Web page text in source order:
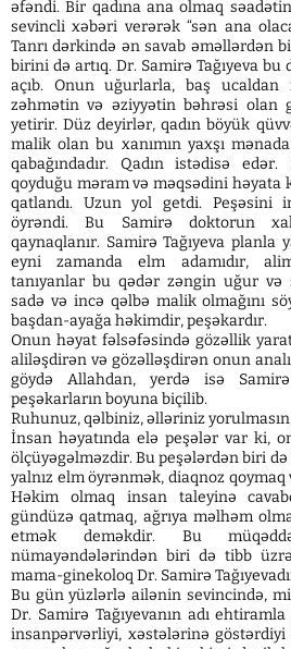
əfəndi. Bir qadına ana olmaq
sevincli xəbəri verərək “sən ana
Tanrı dərkində ən savab əməllərdən
birini də artıq. Dr. Samirə Tağıyeva
açıb. Onun uğurlarla, baş
zəhmətin və əziyyətin bəhrəsi olan
yetirir. Düz deyirlər, qadın böyük
malik olan bu xanımın yaxşı
qabağındadır. Qadın istədisə edər.
qoyduğu məram və məqsədini həyata
qatlandı. Uzun yol getdi. Peşəsini
öyrəndi. Bu Samirə doktorun
qaynaqlanır. Samirə Tağıyeva planla
eyni zamanda elm adamıdır,
tanıyanlar bu qədər zəngin uğur və
sadə və incə qəlbə malik olmağını
başdan-ayağa həkimdir, peşəkardır.
Onun həyat fəlsəfəsində gözəllik
aliləşdirən və gözəlləşdirən onun
göydə Allahdan, yerdə isə
peşəkarların boyuna biçilib.
Ruhunuz, qəlbiniz, əlləriniz yorulmasın,
İnsan həyatında elə peşələr var ki,
ölçüyəgəlməzdir. Bu peşələrdən biri
yalnız elm öyrənmək, diaqnoz
Həkim olmaq insan taleyinə
gündüzə qatmaq, ağrıya məlhəm
etmək deməkdir. Bu
nümayəndələrindən biri də tibb
mama-ginekoloq Dr. Samirə
Bu gün yüzlərlə ailənin sevincində,
Dr. Samirə Tağıyevanın adı
insanpərvərliyi, xəstələrinə göstərdiyi